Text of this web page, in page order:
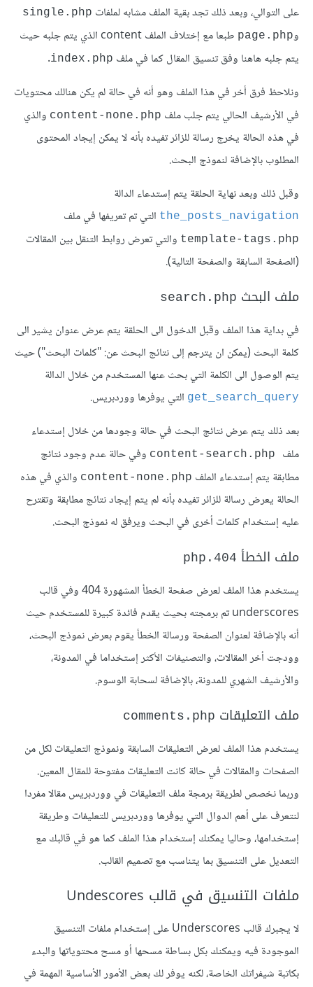
على التوالي، وبعد ذلك تجد بقية الملف مشابه لملفات single.php
وpage.php
طبعا مع إختلاف الملف content الذي يتم جلبه حيث
يتم جلبه هاهنا وفق تنسيق المقال كما في ملف index.php
.
ونلاحظ فرق أخر في هذا الملف وهو أنه في حالة لم يكن هنالك محتويات
في الأرشيف الحالي يتم جلب ملف content-none.php والذي
في هذه الحالة يخرج رسالة للزائر تفيده بأنه لا يمكن إيجاد المحتوى
المطلوب بالإضافة لنموذج البحث.
وقبل ذلك وبعد نهاية الحلقة يتم إستدعاء الدالة
the_posts_navigation التي تم تعريفها في ملف
template-tags.php والتي تعرض روابط التنقل بين المقالات
(الصفحة السابقة والصفحة التالية).
ملف البحث search.php
في بداية هذا الملف وقبل الدخول الى الحلقة يتم عرض عنوان يشير الى
كلمة البحث (يمكن ان يترجم إلى نتائج البحث عن: "كلمات البحث") حيث
يتم الوصول الى الكلمة التي بحث عنها المستخدم من خلال الدالة
get_search_query التي يوفرها ووردبريس.
بعد ذلك يتم عرض نتائج البحث في حالة وجودها من خلال إستدعاء
ملف
content-search.php وفي حالة عدم وجود نتائج
مطابقة يتم إستدعاء الملف content-none.php والذي في هذه
الحالة يعرض رسالة للزائر تفيده بأنه لم يتم إيجاد نتائج مطابقة وتقترح
عليه إستخدام كلمات أخرى في البحث ويرفق له نموذج البحث.
ملف الخطأ 404.php
يستخدم هذا الملف لعرض صفحة الخطأ المشهورة 404 وفي قالب
underscores تم برمجته بحيث يقدم فائدة كبيرة للمستخدم حيث
أنه بالإضافة لعنوان الصفحة ورسالة الخطأ يقوم بعرض نموذج البحث،
وودجت أخر المقالات، والتصنيفات الأكثر إستخداما في المدونة،
والأرشيف الشهري للمدونة، بالإضافة لسحابة الوسوم.
ملف التعليقات comments.php
يستخدم هذا الملف لعرض التعليقات السابقة ونموذج التعليقات لكل من
الصفحات والمقالات في حالة كانت التعليقات مفتوحة للمقال المعين.
وربما نخصص لطريقة برمجة ملف التعليقات في ووردبريس مقالا مفردا
لنتعرف على أهم الدوال التي يوفرها ووردبريس للتعليفات وطريقة
إستخدامها، وحاليا يمكنك إستخدام هذا الملف كما هو في قالبك مع
التعديل على التنسيق بما يتناسب مع تصميم القالب.
ملفات التنسيق في قالب Undescores
لا يجبرك قالب Underscores على إستخدام ملفات التنسيق
الموجودة فيه ويمكنك بكل بساطة مسحها أو مسح محتوياتها والبدء
بكاتبة شيفراتك الخاصة، لكنه يوفر لك بعض الأمور الأساسية المهمة في